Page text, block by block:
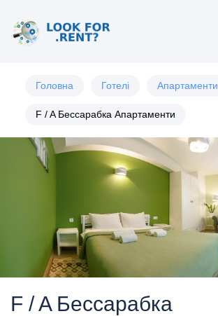
Головна Готелі Апартаменти
F / A Бессарабка Апартаменти
F / A Бессарабка